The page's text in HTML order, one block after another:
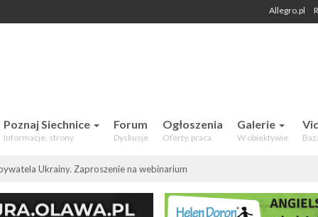
Aktualności,
Allegro.pl
Poznaj Siechnice
Informacje, strony
Forum
Dyskusje
Ogłoszenia
Oferty, praca
Galerie
W obiektywie
Ukrainy. Zaproszenie na webinarium